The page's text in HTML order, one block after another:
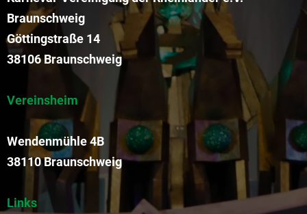
Braunschweig
Göttingstraße 14
38106 Braunschweig
Vereinsheim
Wendenmühle 4B
38110 Braunschweig
Links